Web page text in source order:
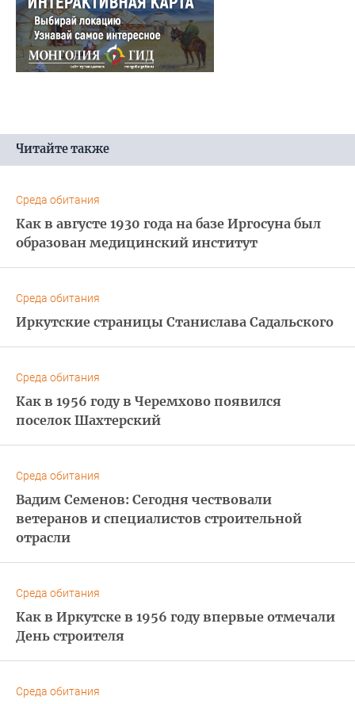
Читайте также
Среда обитания
Как в августе 1930 года на базе Иргосуна был
образован медицинский институт
Среда обитания
Иркутские страницы Станислава Садальского
Среда обитания
Как в 1956 году в Черемхово появился
поселок Шахтерский
Среда обитания
Вадим Семенов: Сегодня чествовали
ветеранов и специалистов строительной
отрасли
Среда обитания
Как в Иркутске в 1956 году впервые отмечали
День строителя
Среда обитания